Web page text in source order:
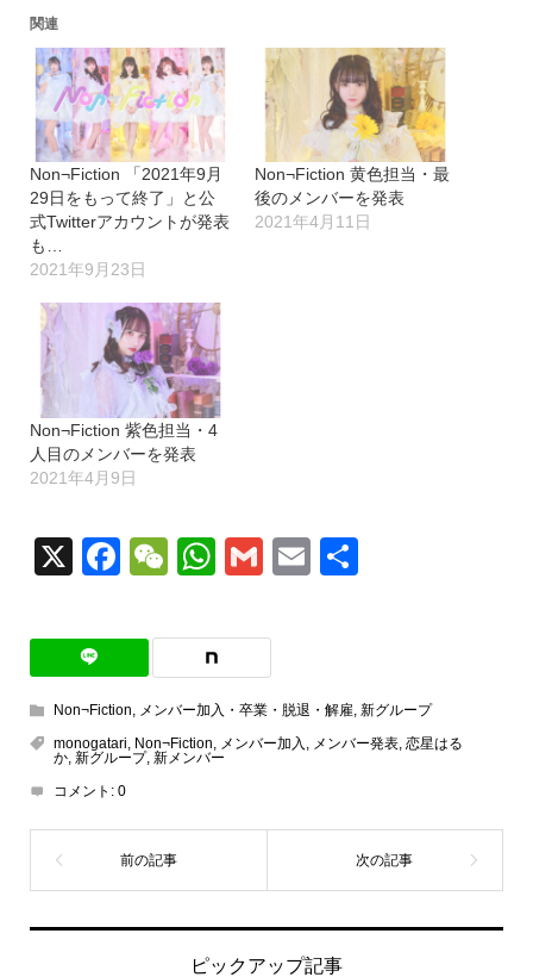
関連
Non¬Fiction 「2021年9月
29日をもって終了」と公
式Twitterアカウントが発表
も…
2021年9月23日
Non¬Fiction 黄色担当・最
後のメンバーを発表
2021年4月11日
Non¬Fiction 紫色担当・4
人目のメンバーを発表
2021年4月9日
X Facebook
WeChat
WhatsApp
Gmail
Email
共
Non¬Fiction メンバー加入・卒業・脱退・解雇, 新グループ
monogatari Non¬Fiction メンバー加入 メンバー発表, 恋星はる
か, 新グループ, 新メンバー
コメント: 0
ピックアップ記事